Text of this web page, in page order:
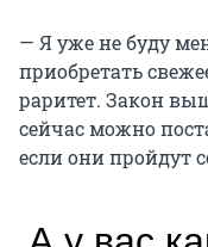
— Я уже не буду
приобретать
раритет. Закон
сейчас можно
если они пройдут